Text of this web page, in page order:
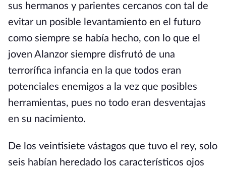
sus hermanos y parientes cercanos con tal de
evitar un posible levantamiento en el futuro
como siempre se había hecho, con lo que el
joven Alanzor siempre disfrutó de una
terrorífica infancia en la que todos eran
potenciales enemigos a la vez que posibles
herramientas, pues no todo eran desventajas
en su nacimiento.
De los veintisiete vástagos que tuvo el rey, solo
seis habían heredado los característicos ojos